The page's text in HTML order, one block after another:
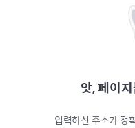
앗, 페이
입력하신 주소가 정